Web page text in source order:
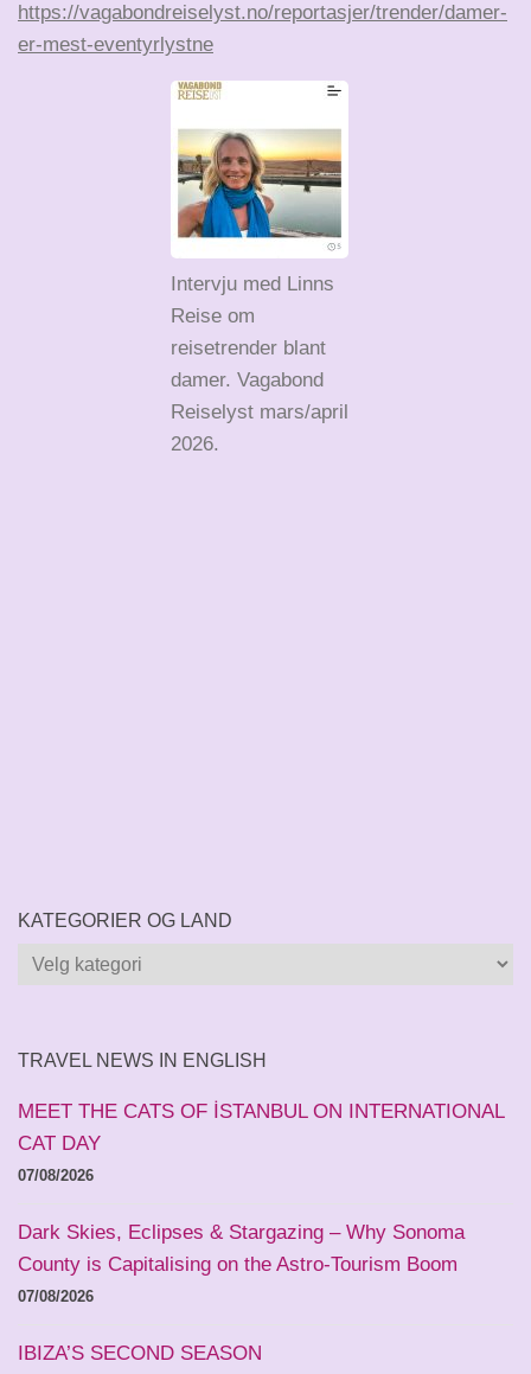
https://vagabondreiselyst.no/reportasjer/trender/damer-
er-mest-eventyrlystne
Intervju med Linns
Reise om
reisetrender blant
damer. Vagabond
Reiselyst mars/april
2026.
KATEGORIER OG LAND
Kategorier
TRAVEL NEWS IN ENGLISH
MEET THE CATS OF İSTANBUL ON INTERNATIONAL
CAT DAY
07/08/2026
Dark Skies, Eclipses & Stargazing – Why Sonoma
County is Capitalising on the Astro-Tourism Boom
07/08/2026
IBIZA’S SECOND SEASON